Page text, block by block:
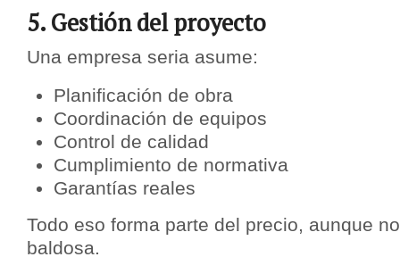
5. Gestión del proyecto
Una empresa seria asume:
Planificación de obra
Coordinación de equipos
Control de calidad
Cumplimiento de normativa
Garantías reales
Todo eso forma parte del precio, aunque
baldosa.